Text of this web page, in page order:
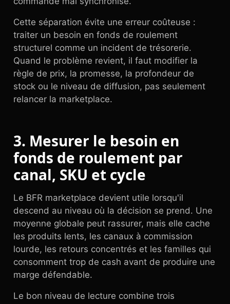
Cette séparation évite une erreur coûteuse :
traiter un besoin en fonds de roulement
structurel comme un incident de trésorerie.
Quand le problème revient, il faut modifier la
règle de prix, la promesse, la profondeur de
stock ou le niveau de diffusion, pas seulement
relancer la marketplace.
3. Mesurer le besoin en
fonds de roulement par
canal, SKU et cycle
Le BFR marketplace devient utile lorsqu'il
descend au niveau où la décision se prend. Une
moyenne globale peut rassurer, mais elle cache
les produits lents, les canaux à commission
lourde, les retours concentrés et les familles qui
consomment trop de cash avant de produire une
marge défendable.
Le bon niveau de lecture combine trois